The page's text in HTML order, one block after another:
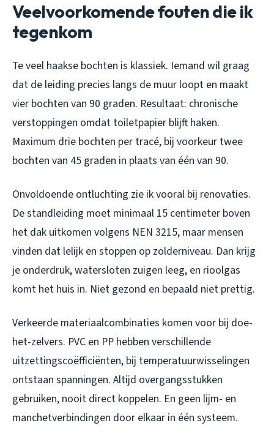
Veelvoorkomende fouten die ik
tegenkom
Te veel haakse bochten is klassiek. Iemand wil graag
dat de leiding precies langs de muur loopt en maakt
vier bochten van 90 graden. Resultaat: chronische
verstoppingen omdat toiletpapier blijft haken.
Maximum drie bochten per tracé, bij voorkeur twee
bochten van 45 graden in plaats van één van 90.
Onvoldoende ontluchting zie ik vooral bij renovaties.
De standleiding moet minimaal 15 centimeter boven
het dak uitkomen volgens NEN 3215, maar mensen
vinden dat lelijk en stoppen op zolderniveau. Dan krijg
je onderdruk, watersloten zuigen leeg, en rioolgas
komt het huis in. Niet gezond en bepaald niet prettig.
Verkeerde materiaalcombinaties komen voor bij doe-
het-zelvers. PVC en PP hebben verschillende
uitzettingscoëfficiënten, bij temperatuurwisselingen
ontstaan spanningen. Altijd overgangsstukken
gebruiken, nooit direct koppelen. En geen lijm- en
manchetverbindingen door elkaar in één systeem.